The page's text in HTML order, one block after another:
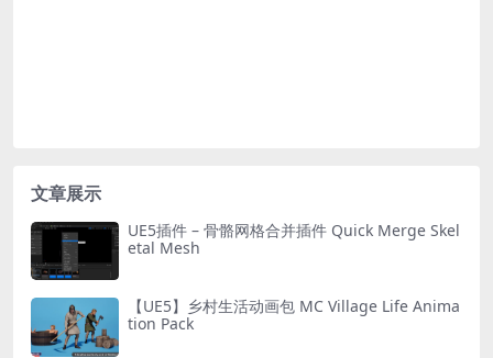
文章展示
UE5插件 – 骨骼网格合并插件 Quick Merge Skel
etal Mesh
【UE5】乡村生活动画包 MC Village Life Anima
tion Pack